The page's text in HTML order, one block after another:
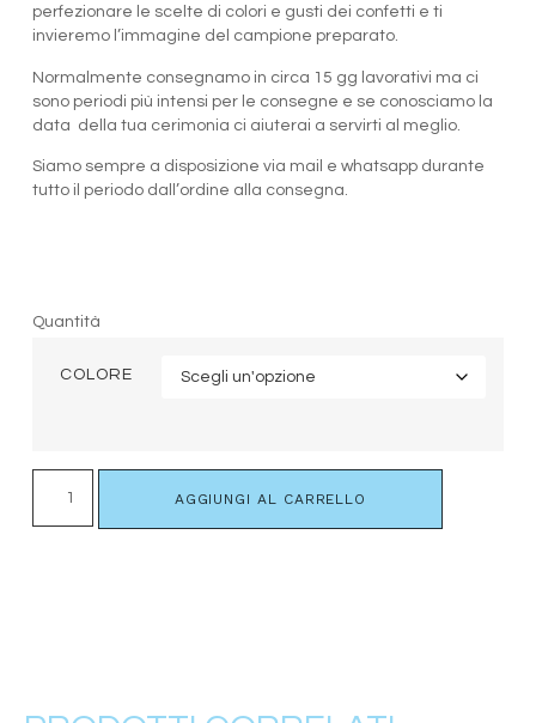
perfezionare le scelte di colori e gusti dei confetti e ti
invieremo l’immagine del campione preparato.
Normalmente consegnamo in circa 15 gg lavorativi ma ci
sono periodi più intensi per le consegne e se conosciamo la
data della tua cerimonia ci aiuterai a servirti al meglio.
Siamo sempre a disposizione via mail e whatsapp durante
tutto il periodo dall’ordine alla consegna.
Quantità
COLORE
AGGIUNGI AL CARRELLO